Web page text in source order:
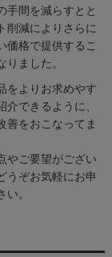
手間を減らすとと
削減によりさらに
価格で提供するこ
りました。
をよりお求めやす
介できるように、
善をおこなってま
やご要望がござい
うぞお気軽にお申
い。